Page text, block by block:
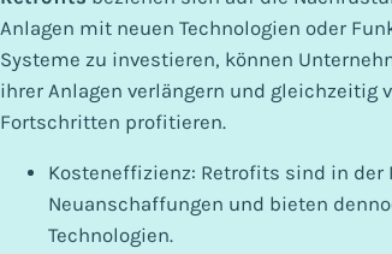
Anlagen mit neuen Technologien oder
Systeme zu investieren, können
ihrer Anlagen verlängern und gleichzeitig
Fortschritten profitieren.
Kosteneffizienz: Retrofits sind in der
Neuanschaffungen und bieten
Technologien.